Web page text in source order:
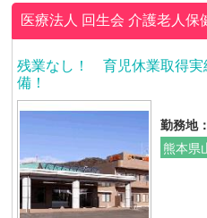
医療法人 回生会介護老人保
残業なし！ 育児休業取得
備！
勤務地：
熊本県